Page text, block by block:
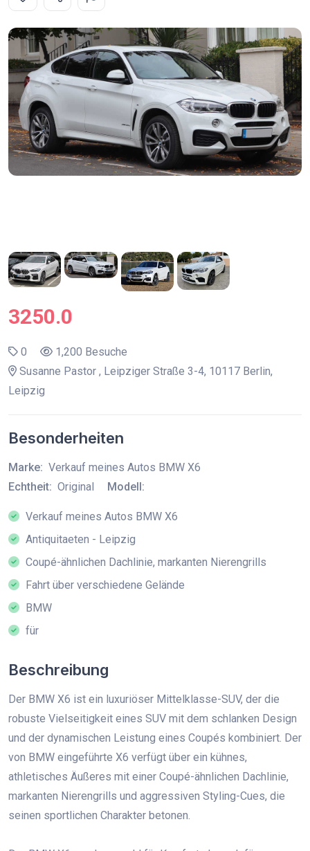
3250.0
0
1,200 Besuche
Susanne Pastor , Leipziger Straße 3-4, 10117 Berlin,
Leipzig
Besonderheiten
Marke: Verkauf meines Autos BMW X6
Echtheit: Original Modell:
Verkauf meines Autos BMW X6
Antiquitaeten - Leipzig
Coupé-ähnlichen Dachlinie, markanten Nierengrills
Fahrt über verschiedene Gelände
BMW
für
Beschreibung
Der BMW X6 ist ein luxuriöser Mittelklasse-SUV, der die
robuste Vielseitigkeit eines SUV mit dem schlanken Design
und der dynamischen Leistung eines Coupés kombiniert. Der
von BMW eingeführte X6 verfügt über ein kühnes,
athletisches Äußeres mit einer Coupé-ähnlichen Dachlinie,
markanten Nierengrills und aggressiven Styling-Cues, die
seinen sportlichen Charakter betonen.